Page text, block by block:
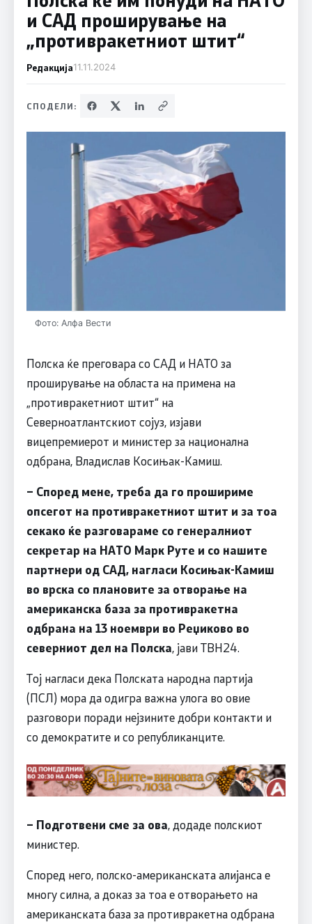
и САД проширување на
„противракетниот штит“
Редакција11.11.2024
СПОДЕЛИ:
Фото: Алфа Вести
Полска ќе преговара со САД и НАТО за
проширување на областа на примена на
„противракетниот штит“ на
Северноатлантскиот сојуз, изјави
вицепремиерот и министер за национална
одбрана, Владислав Косињак-Камиш.
– Според мене, треба да го прошириме
опсегот на противракетниот штит и за тоа
секако ќе разговараме со генералниот
секретар на НАТО Марк Руте и со нашите
партнери од САД, нагласи Косињак-Камиш
во врска со плановите за отворање на
американска база за противракетна
одбрана на 13 ноември во Реџиково во
северниот дел на Полска, јави ТВН24.
Тој нагласи дека Полската народна партија
(ПСЛ) мора да одигра важна улога во овие
разговори поради нејзините добри контакти и
со демократите и со републиканците.
– Подготвени сме за ова, додаде полскиот
министер.
Според него, полско-американската алијанса е
многу силна, а доказ за тоа е отворањето на
американската база за противракетна одбрана